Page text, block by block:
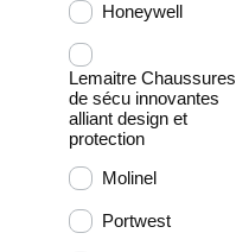
Honeywell
Lemaitre Chaussures
de sécu innovantes
alliant design et
protection
Molinel
Portwest